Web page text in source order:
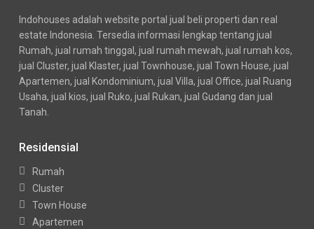
Indohouses adalah website portal jual beli properti dan real
estate Indonesia. Tersedia informasi lengkap tentang jual
Rumah, jual rumah tinggal, jual rumah mewah, jual rumah kos,
jual Cluster, jual Klaster, jual Townhouse, jual Town House, jual
Apartemen, jual Kondominium, jual Villa, jual Office, jual Ruang
Usaha, jual kios, jual Ruko, jual Rukan, jual Gudang dan jual
Tanah.
Residensial
Rumah
Cluster
Town House
Apartemen